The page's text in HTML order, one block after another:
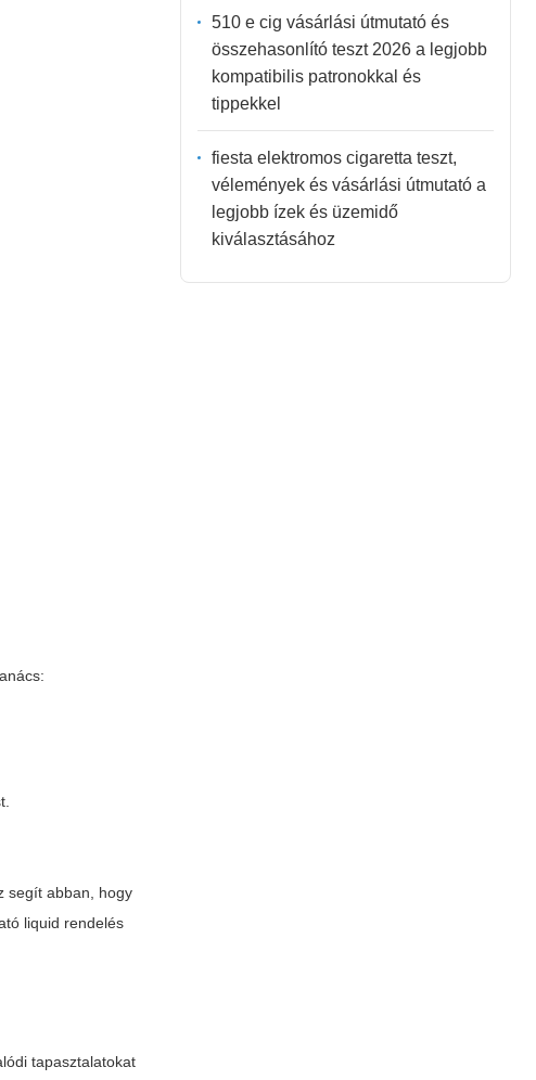
segít abban, hogy
liquid rendelés
tapasztalatokat
510 e cig vásárlási útmutató és
összehasonlító teszt 2026 a legjobb
kompatibilis patronokkal és
tippekkel
fiesta elektromos cigaretta teszt,
vélemények és vásárlási útmutató a
legjobb ízek és üzemidő
kiválasztásához